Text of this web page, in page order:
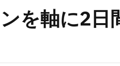
を軸に2日